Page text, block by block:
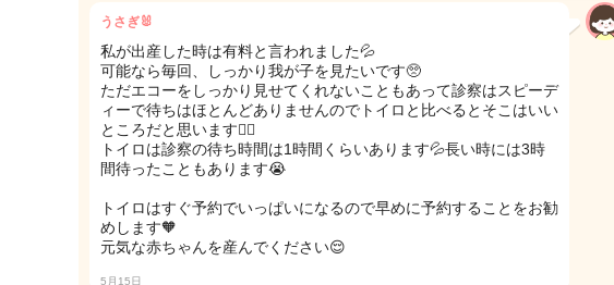
うさぎ🐰
私が出産した時は有料と言われました💦
可能なら毎回、しっかり我が子を見たいです🥺
ただエコーをしっかり見せてくれないこともあって診察はスピーデ
ィーで待ちはほとんどありませんのでトイロと比べるとそこはいい
ところだと思います🙂‍↕️
トイロは診察の待ち時間は1時間くらいあります💦長い時には3時
間待ったこともあります😭
トイロはすぐ予約でいっぱいになるので早めに予約することをお勧
めします🧡
元気な赤ちゃんを産んでください😌
5月15日